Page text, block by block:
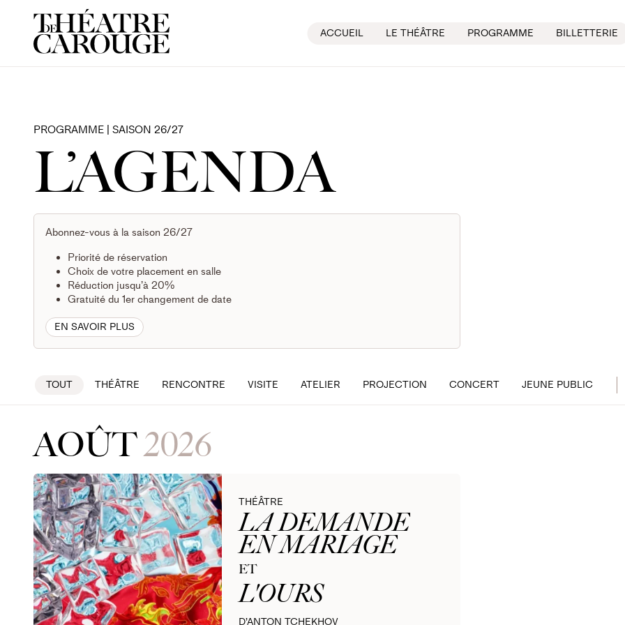
ACCUEIL LE THÉÂTRE PROGRAMME BILLETTERIE
PROGRAMME | SAISON 26/27
L’AGENDA
Abonnez-vous à la saison 26/27
Priorité de réservation
Choix de votre placement en salle
Réduction jusqu’à 20%
Gratuité du 1er changement de date
EN SAVOIR PLUS
TOUT THÉÂTRE RENCONTRE VISITE ATELIER PROJECTION CONCERT JEUNE PUBLIC
AOÛT2026
THÉÂTRE
LA DEMANDE
EN MARIAGE
ET
L'OURS
D’ANTON TCHEKHOV